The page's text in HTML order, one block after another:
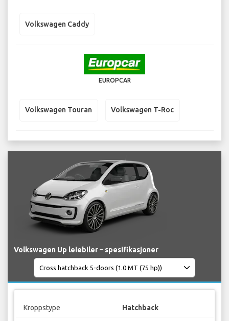
Volkswagen Caddy
EUROPCAR
Volkswagen Touran Volkswagen T-Roc
Volkswagen Up leiebiler – spesifikasjoner
Kroppstype Hatchback